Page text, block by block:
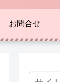
お問合せ